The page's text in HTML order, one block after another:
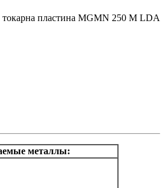
токарна пластина MGMN 250 M LDA
металлы: